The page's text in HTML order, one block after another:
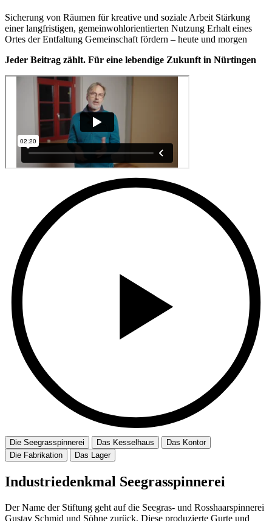
Sicherung von Räumen für kreative und soziale Arbeit Stärkung
einer langfristigen, gemeinwohlorientierten Nutzung Erhalt eines
Ortes der Entfaltung Gemeinschaft fördern – heute und morgen
Jeder Beitrag zählt. Für eine lebendige Zukunft in Nürtingen
Die Seegrasspinnerei Das Kesselhaus
Das Kontor
Die Fabrikation
Das Lager
Industriedenkmal Seegrasspinnerei
Der Name der Stiftung geht auf die Seegras- und Rosshaarspinnerei
Gustav Schmid und Söhne zurück. Diese produzierte Gurte und